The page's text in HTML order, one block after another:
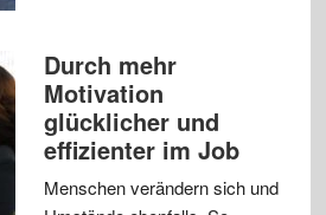
Durch mehr
Motivation
glücklicher und
effizienter im Job
Menschen verändern sich und